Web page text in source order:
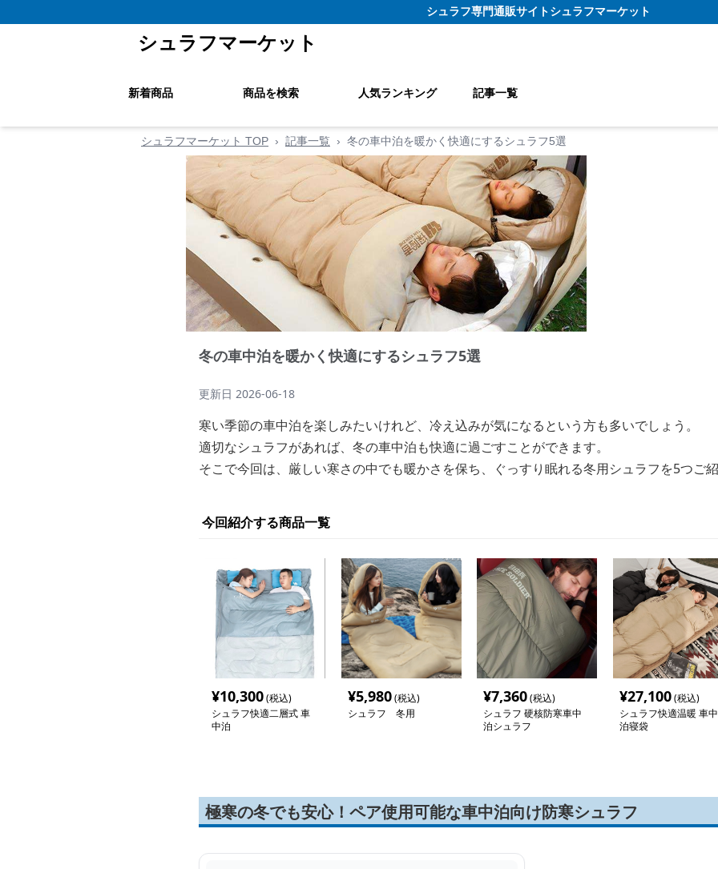
シュラフ専門通販サイトシュラフマーケット
シュラフマーケット
新着商品 商品を検索 人気ランキング 記事一覧
シュラフマーケット TOP › 記事一覧 › 冬の車中泊を暖かく快適にするシュラフ5選
冬の車中泊を暖かく快適にするシュラフ5選
更新日 2026-06-18
寒い季節の車中泊を楽しみたいけれど、冷え込みが気になるという方も多いでしょう。
適切なシュラフがあれば、冬の車中泊も快適に過ごすことができます。
そこで今回は、厳しい寒さの中でも暖かさを保ち、ぐっすり眠れる冬用シュラフを5つご
今回紹介する商品一覧
¥10,300(税込)
シュラフ快適二層式 車
中泊
¥5,980(税込)
シュラフ 冬用
¥7,360(税込)
シュラフ 硬核防寒車中
泊シュラフ
¥27,100(税込)
シュラフ快適温暖 車中
泊寝袋
極寒の冬でも安心！ペア使用可能な車中泊向け防寒シュラフ